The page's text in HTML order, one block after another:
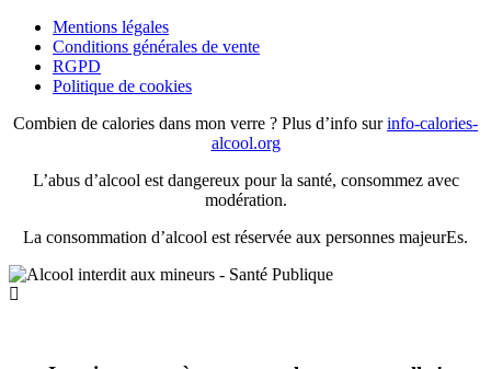
Mentions légales
Conditions générales de vente
RGPD
Politique de cookies
Combien de calories dans mon verre ? Plus d’info surinfo-calories-
alcool.org
L’abus d’alcool est dangereux pour la santé, consommez avec
modération.
La consommation d’alcool est réservée aux personnes majeurEs.